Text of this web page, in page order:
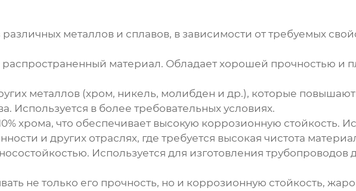
различных металлов и сплавов, в зависимости от требуемых
материал. Обладает хорошей прочностью и
металлов (хром, никель, молибден и др.), которые повышают
Используется в более требовательных условиях.
хрома, что обеспечивает высокую коррозионную стойкость.
и других отраслях, где требуется высокая чистота
Используется для изготовления трубопроводов
не только его прочность, но и коррозионную стойкость,